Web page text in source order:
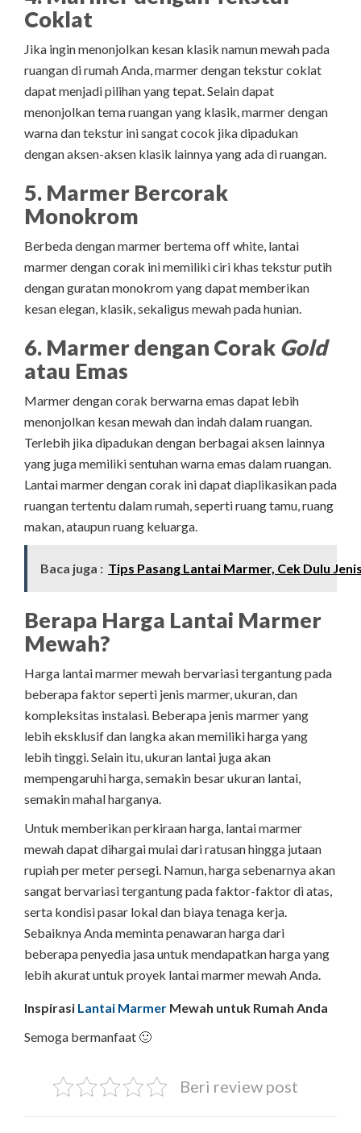
Coklat
Jika ingin menonjolkan kesan klasik namun mewah pada
ruangan di rumah Anda, marmer dengan tekstur coklat
dapat menjadi pilihan yang tepat. Selain dapat
menonjolkan tema ruangan yang klasik, marmer dengan
warna dan tekstur ini sangat cocok jika dipadukan
dengan aksen-aksen klasik lainnya yang ada di ruangan.
5. Marmer Bercorak
Monokrom
Berbeda dengan marmer bertema off white, lantai
marmer dengan corak ini memiliki ciri khas tekstur putih
dengan guratan monokrom yang dapat memberikan
kesan elegan, klasik, sekaligus mewah pada hunian.
6. Marmer dengan Corak Gold
atau Emas
Marmer dengan corak berwarna emas dapat lebih
menonjolkan kesan mewah dan indah dalam ruangan.
Terlebih jika dipadukan dengan berbagai aksen lainnya
yang juga memiliki sentuhan warna emas dalam ruangan.
Lantai marmer dengan corak ini dapat diaplikasikan pada
ruangan tertentu dalam rumah, seperti ruang tamu, ruang
makan, ataupun ruang keluarga.
Baca juga : Tips Pasang Lantai Marmer, Cek Dulu
Berapa Harga Lantai Marmer
Mewah?
Harga lantai marmer mewah bervariasi tergantung pada
beberapa faktor seperti jenis marmer, ukuran, dan
kompleksitas instalasi. Beberapa jenis marmer yang
lebih eksklusif dan langka akan memiliki harga yang
lebih tinggi. Selain itu, ukuran lantai juga akan
mempengaruhi harga, semakin besar ukuran lantai,
semakin mahal harganya.
Untuk memberikan perkiraan harga, lantai marmer
mewah dapat dihargai mulai dari ratusan hingga jutaan
rupiah per meter persegi. Namun, harga sebenarnya akan
sangat bervariasi tergantung pada faktor-faktor di atas,
serta kondisi pasar lokal dan biaya tenaga kerja.
Sebaiknya Anda meminta penawaran harga dari
beberapa penyedia jasa untuk mendapatkan harga yang
lebih akurat untuk proyek lantai marmer mewah Anda.
Inspirasi Lantai Marmer Mewah untuk Rumah Anda
Semoga bermanfaat 🙂
Beri review post